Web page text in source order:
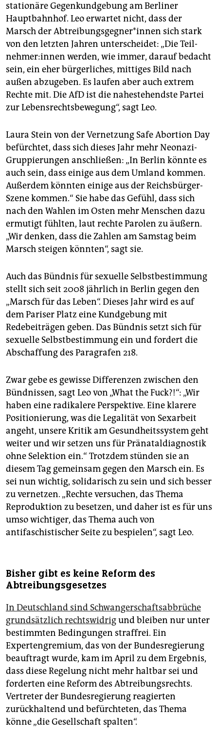
stationäre Gegenkundgebung am Berliner
Hauptbahnhof. Leo erwartet nicht, dass der
Marsch der Ab­trei­bungs­geg­ne­r*in­nen sich stark
von den letzten Jahren unterscheidet: „Die Teil­
neh­me­r:in­nen werden, wie immer, darauf bedacht
sein, ein eher bürgerliches, mittiges Bild nach
außen abzugeben. Es laufen aber auch extrem
Rechte mit. Die AfD ist die nahestehendste Partei
zur Lebensrechtsbewegung“, sagt Leo.
Laura Stein von der Vernetzung Safe Abortion Day
befürchtet, dass sich dieses Jahr mehr Neonazi-
Gruppierungen anschließen: „In Berlin könnte es
auch sein, dass einige aus dem Umland kommen.
Außerdem könnten einige aus der Reichsbürger-
Szene kommen.“ Sie habe das Gefühl, dass sich
nach den Wahlen im Osten mehr Menschen dazu
ermutigt fühlten, laut rechte Parolen zu äußern.
„Wir denken, dass die Zahlen am Samstag beim
Marsch steigen könnten“, sagt sie.
Auch das Bündnis für sexuelle Selbstbestimmung
stellt sich seit 2008 jährlich in Berlin gegen den
„Marsch für das Leben“. Dieses Jahr wird es auf
dem Pariser Platz eine Kundgebung mit
Redebeiträgen geben. Das Bündnis setzt sich für
sexuelle Selbstbestimmung ein und fordert die
Abschaffung des Paragrafen 218.
Zwar gebe es gewisse Differenzen zwischen den
Bündnissen, sagt Leo von „What the Fuck?!“: „Wir
haben eine radikalere Perspektive. Eine klarere
Positionierung, was die Legalität von Sexarbeit
angeht, unsere Kritik am Gesundheitssystem geht
weiter und wir setzen uns für Pränataldiagnostik
ohne Selektion ein.“ Trotzdem stünden sie an
diesem Tag gemeinsam gegen den Marsch ein. Es
sei nun wichtig, solidarisch zu sein und sich besser
zu vernetzen. „Rechte versuchen, das Thema
Reproduktion zu besetzen, und daher ist es für uns
umso wichtiger, das Thema auch von
antifaschistischer Seite zu bespielen“, sagt Leo.
Bisher gibt es keine Reform des
Abtreibungsgesetzes
In Deutschland sind Schwangerschaftsabbrüche
grundsätzlich rechtswidrigund bleiben nur unter
bestimmten Bedingungen straffrei. Ein
Expertengremium, das von der Bundesregierung
beauftragt wurde, kam im April zu dem Ergebnis,
dass diese Regelung nicht mehr haltbar sei und
forderten eine Reform des Abtreibungsrechts.
Vertreter der Bundesregierung reagierten
zurückhaltend und befürchteten, das Thema
könne „die Gesellschaft spalten“.